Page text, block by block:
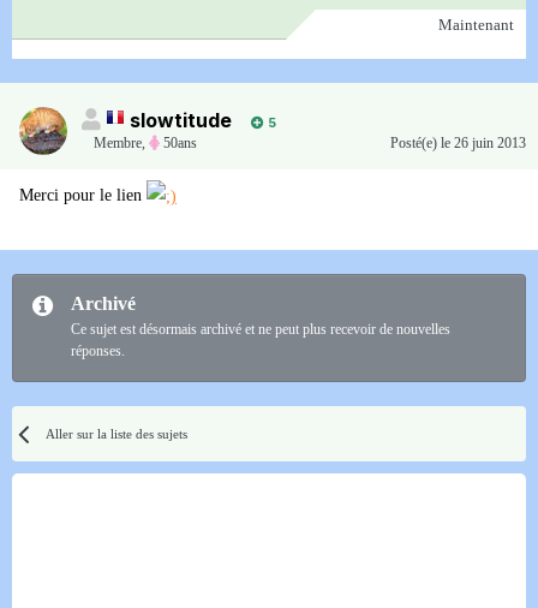
Maintenant
slowtitude
5
Membre, 50ans Posté(e) le 26 juin 2013
Merci pour le lien
Archivé
Ce sujet est désormais archivé et ne peut plus recevoir de nouvelles
réponses.
Aller sur la liste des sujets